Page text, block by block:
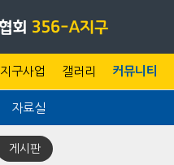
지구사업 갤러리 커뮤니티
자료실
게시판